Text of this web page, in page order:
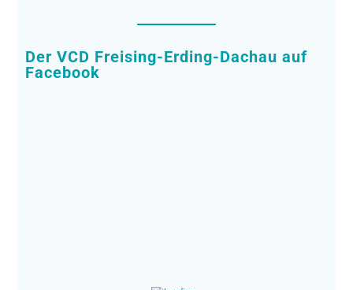
Der VCD Freising-Erding-Dachau auf
Facebook